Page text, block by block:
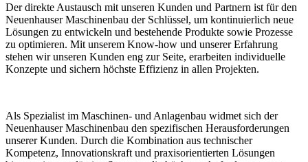
Der direkte Austausch mit unseren Kunden und Partnern ist für den
Neuenhauser Maschinenbau der Schlüssel, um kontinuierlich neue
Lösungen zu entwickeln und bestehende Produkte sowie Prozesse
zu optimieren. Mit unserem Know-how und unserer Erfahrung
stehen wir unseren Kunden eng zur Seite, erarbeiten individuelle
Konzepte und sichern höchste Effizienz in allen Projekten.
Als Spezialist im Maschinen- und Anlagenbau widmet sich der
Neuenhauser Maschinenbau den spezifischen Herausforderungen
unserer Kunden. Durch die Kombination aus technischer
Kompetenz, Innovationskraft und praxisorientierten Lösungen